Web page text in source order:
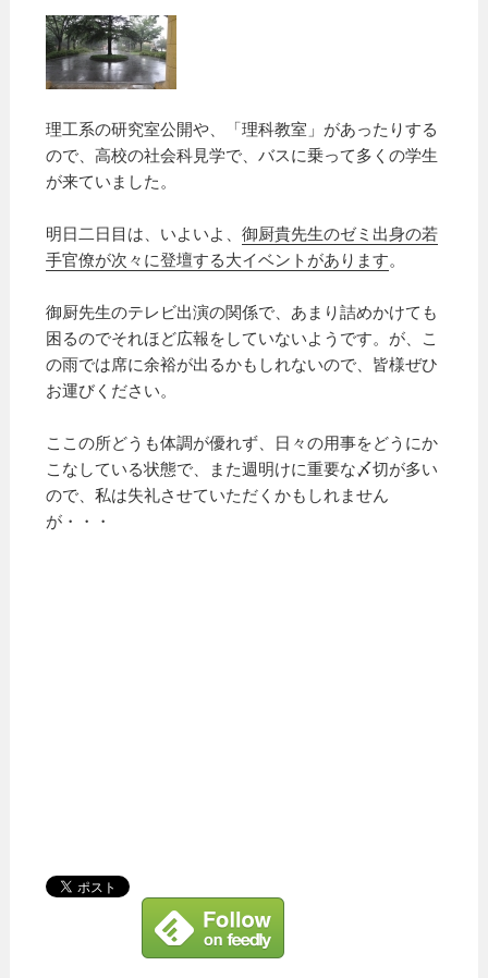
理工系の研究室公開や、「理科教室」があったりする
ので、高校の社会科見学で、バスに乗って多くの学生
が来ていました。
明日二日目は、いよいよ、御厨貴先生のゼミ出身の若
手官僚が次々に登壇する大イベントがあります。
御厨先生のテレビ出演の関係で、あまり詰めかけても
困るのでそれほど広報をしていないようです。が、こ
の雨では席に余裕が出るかもしれないので、皆様ぜひ
お運びください。
ここの所どうも体調が優れず、日々の用事をどうにか
こなしている状態で、また週明けに重要な〆切が多い
ので、私は失礼させていただくかもしれません
が・・・